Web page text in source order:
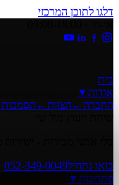
דלגו לתוכן המרכזי
בית
אודות▼
החברה← הצוות← הסמכות
בואו נתחיל052-349-0049
פתרונות ▼